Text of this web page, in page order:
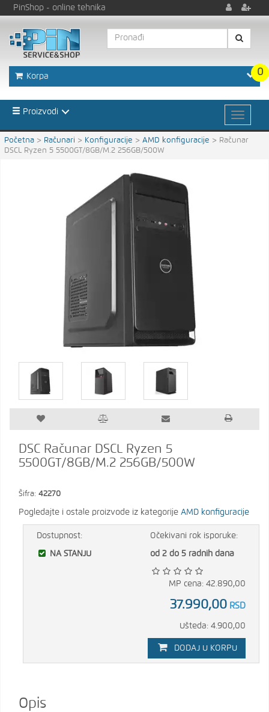
PinShop - online tehnika
0
Korpa
Proizvodi
Početna > Računari > Konfiguracije >AMD konfiguracije > Računar
DSCL Ryzen 5 5500GT/8GB/M.2 256GB/500W
DSC Računar DSCL Ryzen 5
5500GT/8GB/M.2 256GB/500W
Šifra: 42270
Pogledajte i ostale proizvode iz kategorije AMD konfiguracije
Dostupnost:
NA STANJU
Očekivani rok isporuke:
od 2 do 5 radnih dana
MP cena: 42.890,00
37.990,00 RSD
Ušteda: 4.900,00
DODAJ U KORPU
Opis